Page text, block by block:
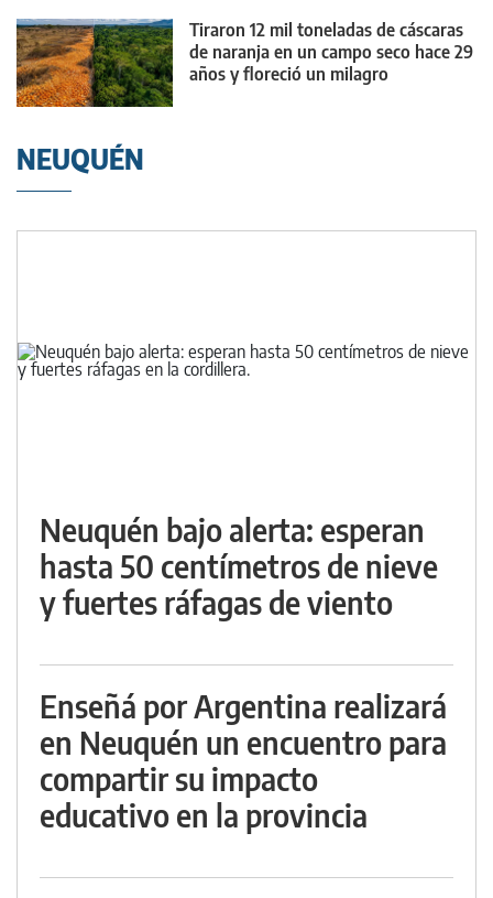
Tiraron 12 mil toneladas de cáscaras
de naranja en un campo seco hace 29
años y floreció un milagro
NEUQUÉN
Neuquén bajo alerta: esperan
hasta 50 centímetros de nieve
y fuertes ráfagas de viento
Enseñá por Argentina realizará
en Neuquén un encuentro para
compartir su impacto
educativo en la provincia